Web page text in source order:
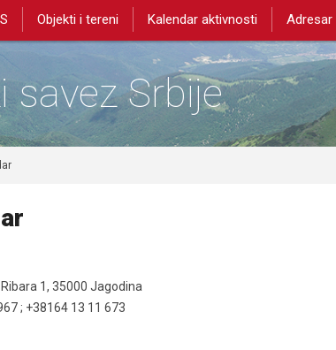
Objekti i tereni Kalendar aktivnosti Adresar
savez Srbije
1, 35000 Jagodina
; +38164 13 11 673